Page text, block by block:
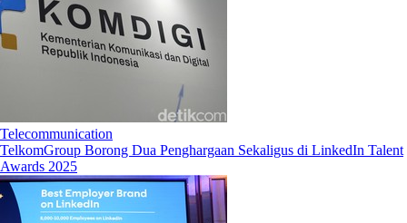
Telecommunication
TelkomGroup Borong Dua Penghargaan Sekaligus di LinkedIn Talent
Awards 2025